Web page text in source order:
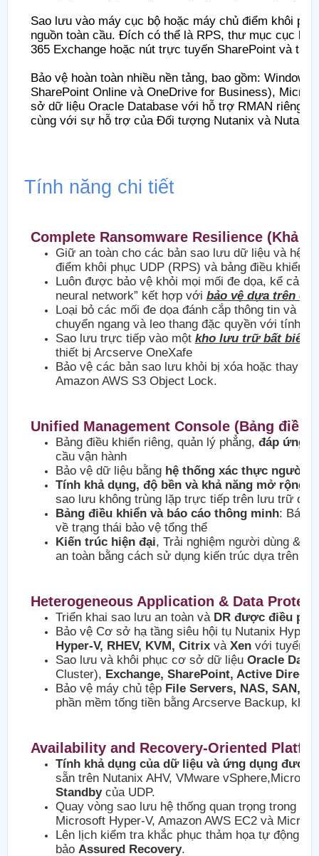
Sao lưu vào máy cục bộ hoặc máy chủ điểm khôi
nguồn toàn cầu. Đích có thể là RPS, thư mục cục
365 Exchange hoặc nút trực tuyến SharePoint và tạo
Bảo vệ hoàn toàn nhiều nền tảng, bao gồm:
SharePoint Online và OneDrive for Business),
sở dữ liệu Oracle Database với hỗ trợ RMAN riêng,
cùng với sự hỗ trợ của Đối tượng Nutanix và Nutanix
Tính năng chi tiết
Complete Ransomware Resilience (Khả
Giữ an toàn cho các bản sao lưu dữ liệu và hệ
điểm khôi phục UDP (RPS) và bảng điều khiển
Luôn được bảo vệ khỏi mọi mối đe dọa, kể cả
neural network” kết hợp với bảo vệ dựa trên
Loại bỏ các mối đe dọa đánh cắp thông tin và
chuyển ngang và leo thang đặc quyền với tính
Sao lưu trực tiếp vào một kho lưu trữ bất biến
thiết bị Arcserve OneXafe
Bảo vệ các bản sao lưu khỏi bị xóa hoặc thay
Amazon AWS S3 Object Lock.
Unified Management Console (Bảng điều
Bảng điều khiển riêng, quản lý phẳng, đáp ứng
cầu vận hành
Bảo vệ dữ liệu bằng hệ thống xác thực người
Tính khả dụng, độ bền và khả năng mở rộng
sao lưu không trùng lặp trực tiếp trên lưu trữ đối
Bảng điều khiển và báo cáo thông minh: Báo
về trạng thái bảo vệ tổng thể
Kiến trúc hiện đại, Trải nghiệm người dùng &
an toàn bằng cách sử dụng kiến trúc dựa trên
Heterogeneous Application & Data
Triển khai sao lưu an toàn và DR được điều
Bảo vệ Cơ sở hạ tầng siêu hội tụ Nutanix
Hyper-V, RHEV, KVM, Citrixvà Xenvới tuyển
Sao lưu và khôi phục cơ sở dữ liệu Oracle
Cluster), Exchange, SharePoint, Active
Bảo vệ máy chủ tệp File Servers, NAS, SAN,
phần mềm tống tiền bằng Arcserve Backup,
Availability and Recovery-Oriented
Tính khả dụng của dữ liệu và ứng dụng
sẵn trên Nutanix AHV, VMware
Standbycủa UDP.
Quay vòng sao lưu hệ thống quan trọng trong
Microsoft Hyper-V, Amazon AWS EC2 và
Lên lịch kiểm tra khắc phục thảm họa tự động
bảo Assured Recovery.